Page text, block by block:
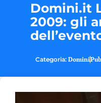
Domini.it
2009: gli
Categoria: Domini